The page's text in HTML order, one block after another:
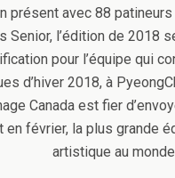
présent avec 88
Senior, l’édition de 2018
pour l’équipe qui
d’hiver 2018, à
Canada est fier
en février, la plus grande
artistique au